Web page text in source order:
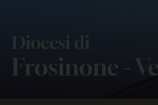
Diocesi di
Frosinone -